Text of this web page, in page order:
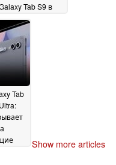
Tab S9 в
нескольких
областях
28 August 2025
Tab
Show more articles